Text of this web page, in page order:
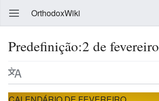
OrthodoxWiki
Predefinição:2 de fevereiro